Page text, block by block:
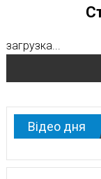
загрузка...
новинам
Відео дня